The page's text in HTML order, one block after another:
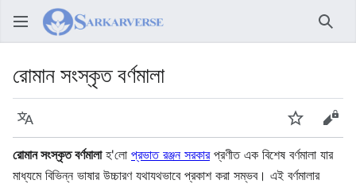
রোমান সংস্কৃত বর্ণমালা
ভাষা নজর রাখুনউৎস
রোমান সংস্কৃত বর্ণমালাহ'লো প্রভাত রঞ্জন সরকারপ্রণীত এক বিশেষ বর্ণমালা যার
মাধ্যমে বিভিন্ন ভাষার উচ্চারণ যথাযথভাবে প্রকাশ করা সম্ভব। এই বর্ণমালার